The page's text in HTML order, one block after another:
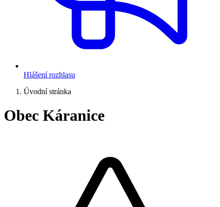
Hlášení rozhlasu
Úvodní stránka
Obec Káranice